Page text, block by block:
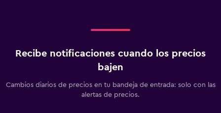
Recibe notificaciones cuando los precios
bajen
Cambios diarios de precios en tu bandeja de entrada: solo con las
alertas de precios.